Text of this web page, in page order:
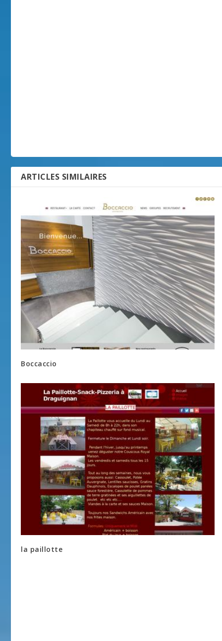
ARTICLES SIMILAIRES
Boccaccio
la paillotte